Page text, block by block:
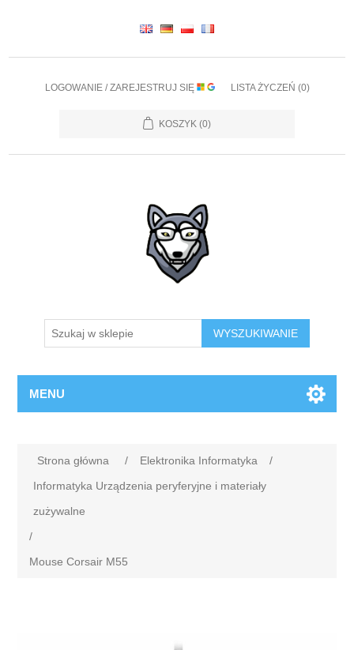
LOGOWANIE / ZAREJESTRUJ SIĘ LISTA ŻYCZEŃ (0)
KOSZYK (0)
WYSZUKIWANIE
MENU
Strona główna / Elektronika Informatyka
/
Informatyka Urządzenia peryferyjne i materiały
zużywalne
/
Mouse Corsair M55